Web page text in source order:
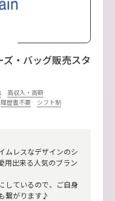
・バッグ販売スタ
高収入・高額
履歴書不要
シフト制
ムレスなデザインのシ
用出来る人気のブラン
しているので、ご自身
繋がります♪